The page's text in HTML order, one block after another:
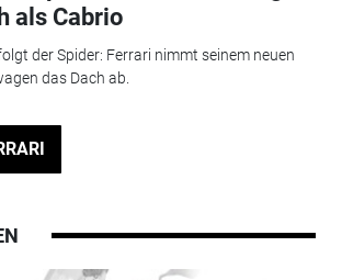
als Cabrio
der Spider: Ferrari nimmt seinem neuen
das Dach ab.